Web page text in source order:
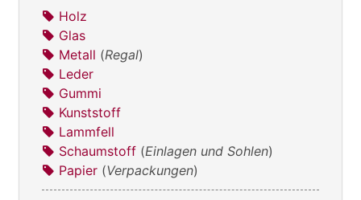
Holz
Glas
Metall (Regal)
Leder
Gummi
Kunststoff
Lammfell
Schaumstoff (Einlagen und Sohlen)
Papier (Verpackungen)